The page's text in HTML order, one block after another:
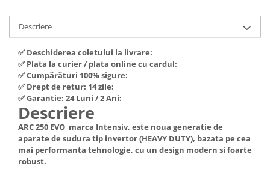
Nivela de masurat
Pistoale de impact electrice si
pneumatice
Pistoale de vopsit
Prelungitoare
Polizoare electrice de banc si
unghiulare
Rindele si freze pentru lemn
Redresoare auto - roboti de
pornire
Hote Traditionale
Hote Incorporabile
Hote Country
Hote Insula
Hote Cupolare
Accesorii, consumabile hote
Masini de tocat carne
Masini de carnati ( CARNATARI )
Masini de spalat vase
Descriere
✅ Deschiderea coletului la livrare:
✅ Plata la curier / plata online cu cardul:
✅ Cumpărături 100% sigure:
✅ Drept de retur: 14 zile:
✅ Garantie: 24 Luni / 2 Ani:
Descriere
ARC 250 EVO marca Intensiv, este noua generatie de
aparate de sudura tip invertor (HEAVY DUTY), bazata pe cea
mai performanta tehnologie, cu un design modern si foarte
robust.